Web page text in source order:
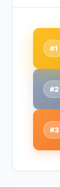
#2
#1
#3